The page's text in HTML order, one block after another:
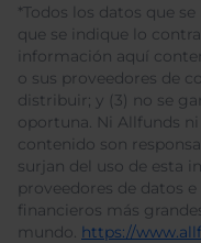
*Todos los datos que
que se indique lo
información aquí
o sus proveedores de
distribuir; y (3) no se
oportuna. Ni Allfunds
contenido son
surjan del uso de esta
proveedores de datos
financieros más
mundo. https://